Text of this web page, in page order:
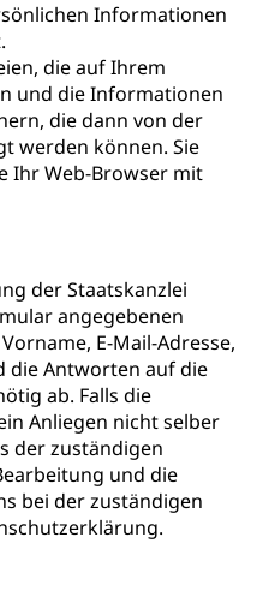
Informationen
die auf Ihrem
und die Informationen
die dann von der
werden können. Sie
Ihr Web-Browser mit
der Staatskanzlei
angegebenen
E-Mail-Adresse,
die Antworten auf die
ab. Falls die
Anliegen nicht selber
der zuständigen
und die
bei der zuständigen